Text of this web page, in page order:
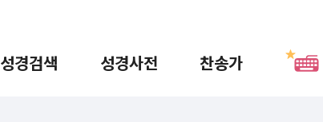
성경검색 성경사전 찬송가